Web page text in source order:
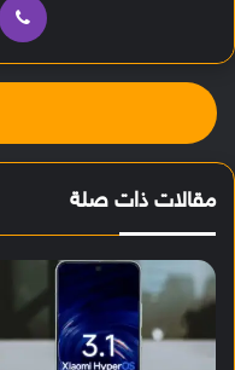
مقالات ذات صلة